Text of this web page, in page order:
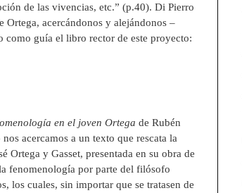
de las vivencias, etc.” (p.40). Di Pierro
Ortega, acercándonos y alejándonos –
como guía el libro rector de este proyecto:
en el joven Ortega de Rubén
acercamos a un texto que rescata la
Ortega y Gasset, presentada en su obra de
fenomenología por parte del filósofo
los cuales, sin importar que se tratasen de